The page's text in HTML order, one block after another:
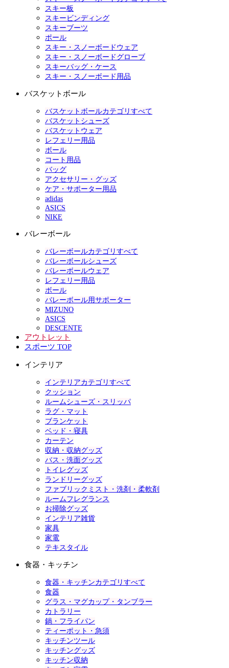
スキー板
スキービンディング
スキーブーツ
ポール
スキー・スノーボードウェア
スキー・スノーボードグローブ
スキーバッグ・ケース
スキー・スノーボード用品
バスケットボール
バスケットボールカテゴリすべて
バスケットシューズ
バスケットウェア
レフェリー用品
ボール
コート用品
バッグ
アクセサリー・グッズ
ケア・サポーター用品
adidas
ASICS
NIKE
バレーボール
バレーボールカテゴリすべて
バレーボールシューズ
バレーボールウェア
レフェリー用品
ボール
バレーボール用サポーター
MIZUNO
ASICS
DESCENTE
アウトレット
スポーツ TOP
インテリア
インテリアカテゴリすべて
クッション
ルームシューズ・スリッパ
ラグ・マット
ブランケット
ベッド・寝具
カーテン
収納・収納グッズ
バス・洗面グッズ
トイレグッズ
ランドリーグッズ
ファブリックミスト・洗剤・柔軟剤
ルームフレグランス
お掃除グッズ
インテリア雑貨
家具
家電
テキスタイル
食器・キッチン
食器・キッチンカテゴリすべて
食器
グラス・マグカップ・タンブラー
カトラリー
鍋・フライパン
ティーポット・急須
キッチンツール
キッチングッズ
キッチン収納